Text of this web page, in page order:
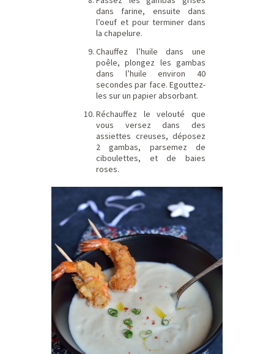
dans farine, ensuite dans
l’oeuf et pour terminer dans
la chapelure.
Chauffez l’huile dans une
poêle, plongez les gambas
dans l’huile environ 40
secondes par face. Egouttez-
les sur un papier absorbant.
Réchauffez le velouté que
vous versez dans des
assiettes creuses, déposez
2 gambas, parsemez de
ciboulettes, et de baies
roses.